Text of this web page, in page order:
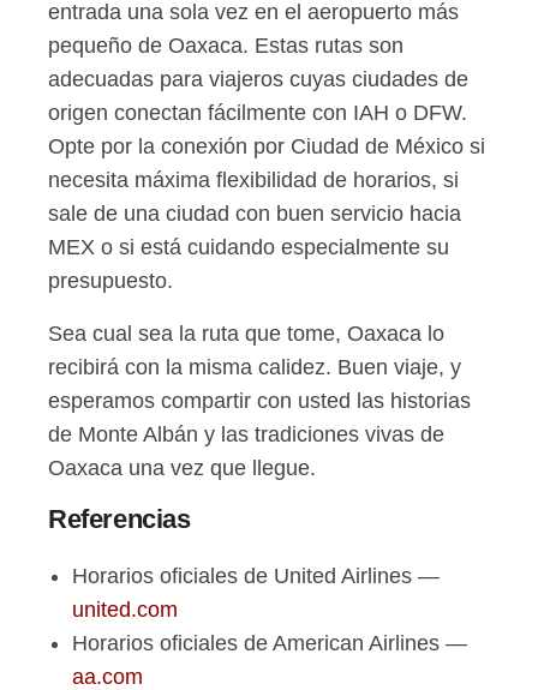
entrada una sola vez en el aeropuerto más
pequeño de Oaxaca. Estas rutas son
adecuadas para viajeros cuyas ciudades de
origen conectan fácilmente con IAH o DFW.
Opte por la conexión por Ciudad de México si
necesita máxima flexibilidad de horarios, si
sale de una ciudad con buen servicio hacia
MEX o si está cuidando especialmente su
presupuesto.
Sea cual sea la ruta que tome, Oaxaca lo
recibirá con la misma calidez. Buen viaje, y
esperamos compartir con usted las historias
de Monte Albán y las tradiciones vivas de
Oaxaca una vez que llegue.
Referencias
Horarios oficiales de United Airlines —
united.com
Horarios oficiales de American Airlines —
aa.com